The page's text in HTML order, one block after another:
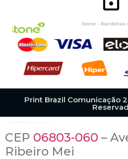
Print Brazil Comunicação
https://www.ruacep.com.br/sp/embu-das-artes/logradouros/ CEP 06803-050 – Rua Alexandrina Bassith
CEP 06803-060 –
Ribeiro Mei